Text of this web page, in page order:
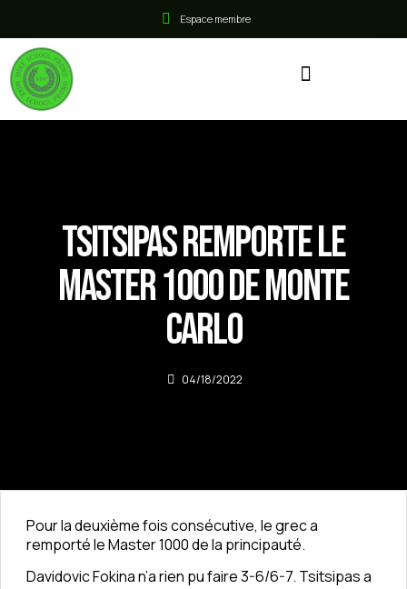
Espace membre
Tsitsipas remporte le
Master 1000 de Monte
Carlo
04/18/2022
Pour la deuxième fois consécutive, le grec a
remporté le Master 1000 de la principauté.
Davidovic Fokina n’a rien pu faire 3-6/6-7. Tsitsipas a